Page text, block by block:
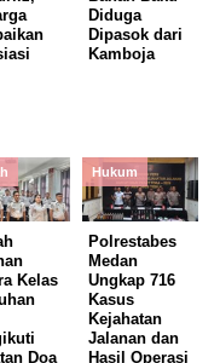
Diduga
Dipasok dari
Kamboja
Kelas
Doa
Hukum
Polrestabes
Medan
Ungkap 716
Kasus
Kejahatan
Jalanan dan
Hasil Operasi